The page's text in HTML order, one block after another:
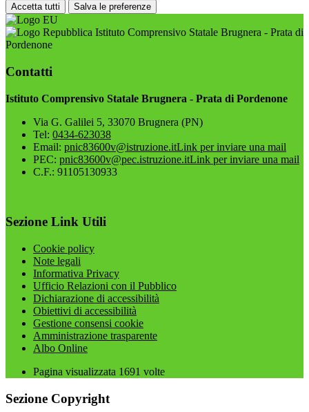
Accetta tutti Salva le preferenze
Istituto Comprensivo Statale Brugnera - Prata di
Pordenone
Contatti
Istituto Comprensivo Statale Brugnera - Prata di Pordenone
Via G. Galilei 5, 33070 Brugnera (PN)
Tel: 0434-623038
Email: pnic83600v@istruzione.itLink per inviare una mail
PEC: pnic83600v@pec.istruzione.itLink per inviare una mail
C.F.: 91105130933
Sezione Link Utili
Cookie policy
Note legali
Informativa Privacy
Ufficio Relazioni con il Pubblico
Dichiarazione di accessibilità
Obiettivi di accessibilità
Gestione consensi cookie
Amministrazione trasparente
Albo Online
Pagina visualizzata 1691 volte
Sezione Copyright